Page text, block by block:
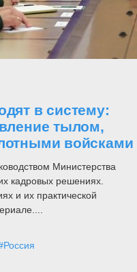
в систему:
тылом,
войсками
Министерства
кадровых решениях.
и их практической